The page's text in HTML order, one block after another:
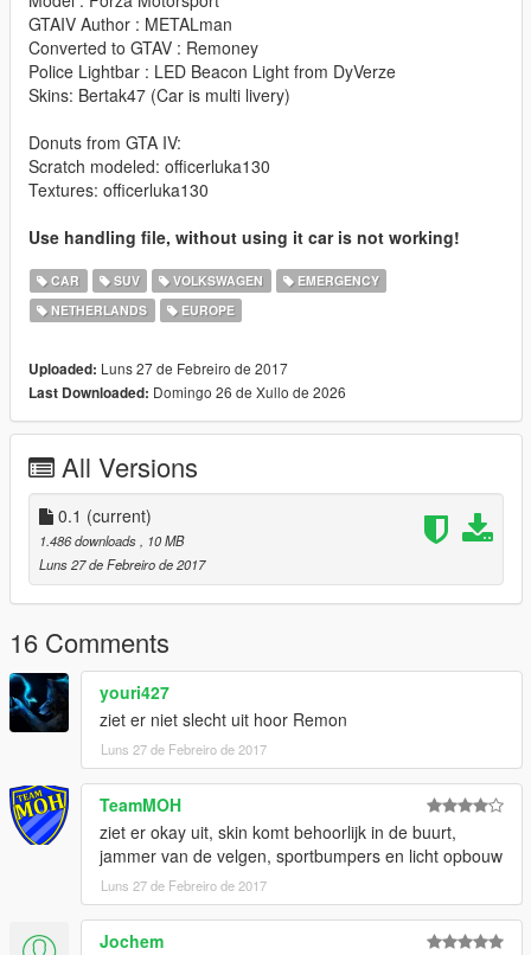
GTAIV Author : METALman
Converted to GTAV : Remoney
Police Lightbar : LED Beacon Light from DyVerze
Skins: Bertak47 (Car is multi livery)
Donuts from GTA IV:
Scratch modeled: officerluka130
Textures: officerluka130
Use handling file, without using it car is not working!
CAR SUV VOLKSWAGEN
EMERGENCY
NETHERLANDS
EUROPE
Uploaded: Luns 27 de Febreiro de 2017
Last Downloaded: Domingo 26 de Xullo de 2026
All Versions
0.1 (current)
1.486 downloads
, 10 MB
Luns 27 de Febreiro de 2017
16 Comments
youri427
ziet er niet slecht uit hoor Remon
Luns 27 de Febreiro de 2017
TeamMOH
ziet er okay uit, skin komt behoorlijk in de buurt,
jammer van de velgen, sportbumpers en licht opbouw
Luns 27 de Febreiro de 2017
Jochem